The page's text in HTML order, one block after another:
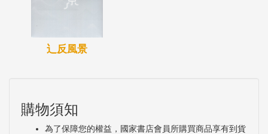
辶反風景
購物須知
為了保障您的權益，國家書店會員所購買商品享有到貨